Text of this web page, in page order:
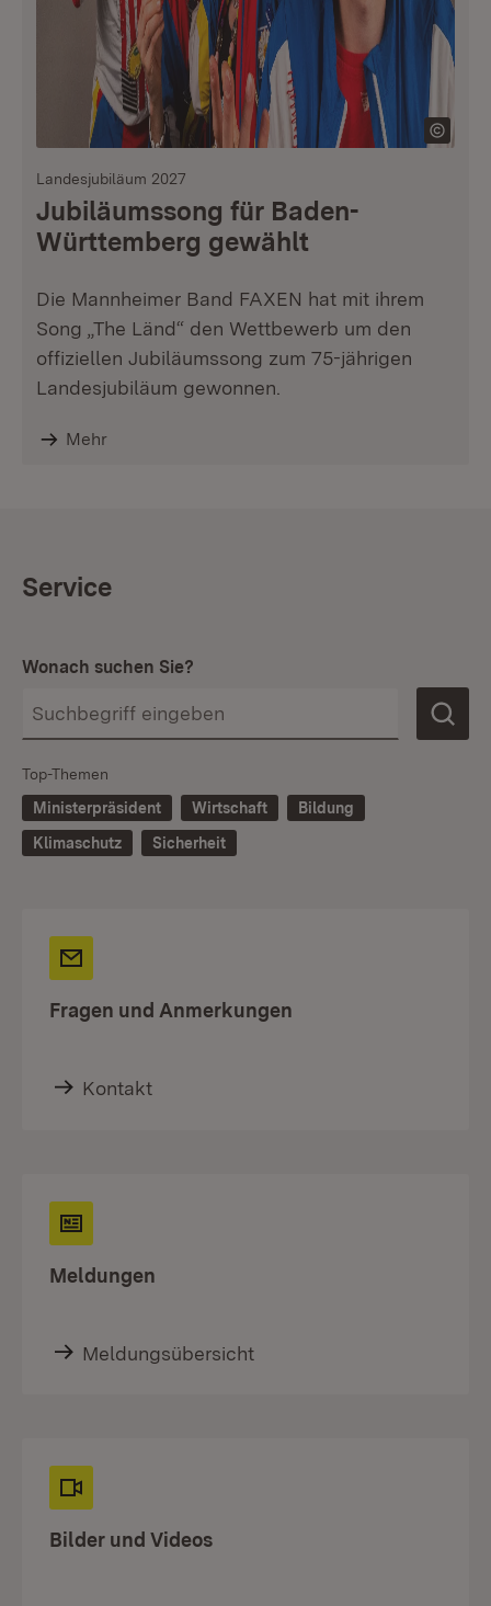
Landesjubiläum 2027
Jubiläumssong für Baden-
Württemberg gewählt
Die Mannheimer Band FAXEN hat mit ihrem
Song „The Länd“ den Wettbewerb um den
offiziellen Jubiläumssong zum 75-jährigen
Landesjubiläum gewonnen.
Mehr
Service
Wonach suchen Sie?
Top-Themen
Ministerpräsident
Wirtschaft
Bildung
Klimaschutz
Sicherheit
Fragen und Anmerkungen
Kontakt
Meldungen
Meldungsübersicht
Bilder und Videos